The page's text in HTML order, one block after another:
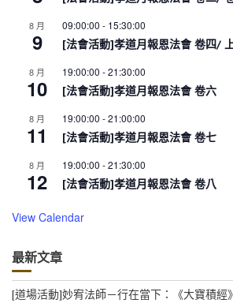
8 月
9
09:00:00 - 15:30:00
[法會活動]孝道月報恩法會 卷四/
8 月
10
19:00:00 -21:30:00
[法會活動]孝道月報恩法會 卷六
8 月
11
19:00:00 -21:00:00
[法會活動]孝道月報恩法會 卷七
8 月
12
19:00:00 -21:30:00
[法會活動]孝道月報恩法會 卷八
View Calendar
最新文章
[道場活動]妙宥法師－行在當下：《大寶積經